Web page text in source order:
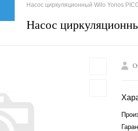
Насос циркуляционный Wilo Yonos
Насос